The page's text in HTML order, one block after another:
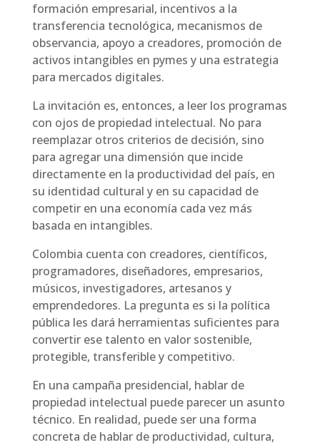
formación empresarial, incentivos a la
transferencia tecnológica, mecanismos de
observancia, apoyo a creadores, promoción de
activos intangibles en pymes y una estrategia
para mercados digitales.
La invitación es, entonces, a leer los programas
con ojos de propiedad intelectual. No para
reemplazar otros criterios de decisión, sino
para agregar una dimensión que incide
directamente en la productividad del país, en
su identidad cultural y en su capacidad de
competir en una economía cada vez más
basada en intangibles.
Colombia cuenta con creadores, científicos,
programadores, diseñadores, empresarios,
músicos, investigadores, artesanos y
emprendedores. La pregunta es si la política
pública les dará herramientas suficientes para
convertir ese talento en valor sostenible,
protegible, transferible y competitivo.
En una campaña presidencial, hablar de
propiedad intelectual puede parecer un asunto
técnico. En realidad, puede ser una forma
concreta de hablar de productividad, cultura,